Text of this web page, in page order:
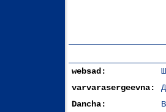
websad:
varvarasergeevna:
Dancha: